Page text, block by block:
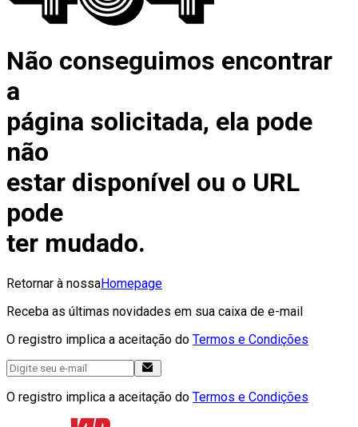
Não conseguimos encontrar
a
página solicitada, ela pode
não
estar disponível ou o URL
pode
ter mudado.
Retornar à nossaHomepage
Receba as últimas novidades em sua caixa de e-mail
O registro implica a aceitação do Termos e Condições
O registro implica a aceitação do Termos e Condições